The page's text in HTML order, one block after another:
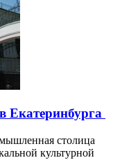
Екатеринбурга
столица
культурной